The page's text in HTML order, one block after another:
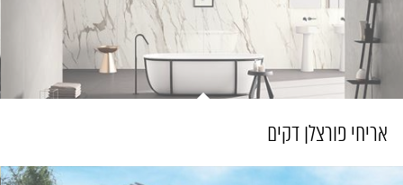
אריחי פורצלן דקים